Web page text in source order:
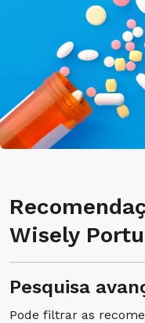
Wisely
Pesquisa
Pode filtrar as